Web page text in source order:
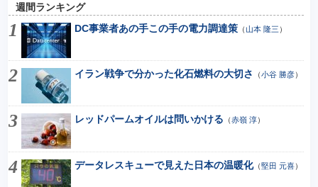
週間ランキング
DC事業者あの手この手の電力調達策（山本 隆三 ）
イラン戦争で分かった化石燃料の大切さ （小谷 勝彦）
レッドパームオイルは問いかける （赤嶺 淳）
データレスキューで見えた日本の温暖化（堅田 元喜）